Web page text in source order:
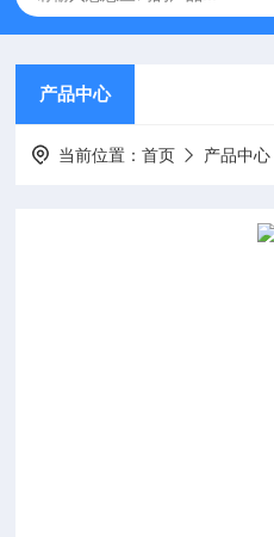
产品中心
当前位置：首页 产品中心